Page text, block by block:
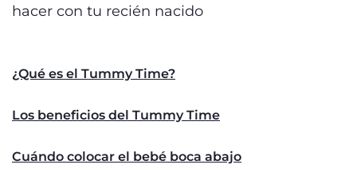
hacer con tu recién nacido
¿Qué es el Tummy Time?
Los beneficios del Tummy Time
Cuándo colocar el bebé boca abajo